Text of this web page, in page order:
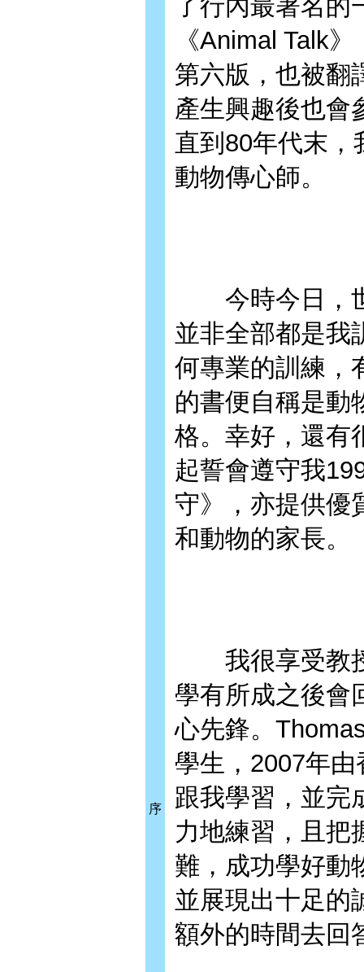
序
了行內最著名
《Animal Talk
第六版，也被翻
產生興趣後也會
直到80年代末，
動物傳心師。
今時今日，世
並非全部都是我
何專業的訓練，
的書便自稱是動
格。幸好，還有
起誓會遵守我
守》，亦提供優
和動物的家長。
我很享受教授
學有所成之後會
心先鋒。
學生，2007年
跟我學習，並完
力地練習，且把
難，成功學好動
並展現出十足的
額外的時間去回